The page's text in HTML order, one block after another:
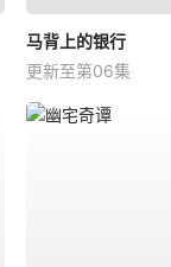
马背上的银行
更新至第06集